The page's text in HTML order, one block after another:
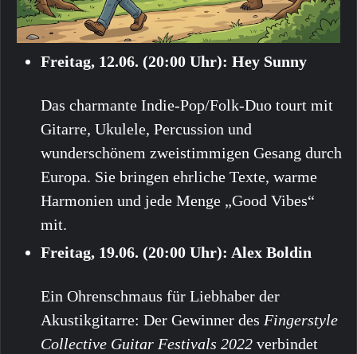
Freitag, 12.06. (20:00 Uhr): Hey Sunny
Das charmante Indie-Pop/Folk-Duo tourt mit
Gitarre, Ukulele, Percussion und
wunderschönem zweistimmigen Gesang durch
Europa. Sie bringen ehrliche Texte, warme
Harmonien und jede Menge „Good Vibes“
mit.
Freitag, 19.06. (20:00 Uhr): Alex Boldin
Ein Ohrenschmaus für Liebhaber der
Akustikgitarre: Der Gewinner des Fingerstyle
Collective Guitar Festivals 2022 verbindet